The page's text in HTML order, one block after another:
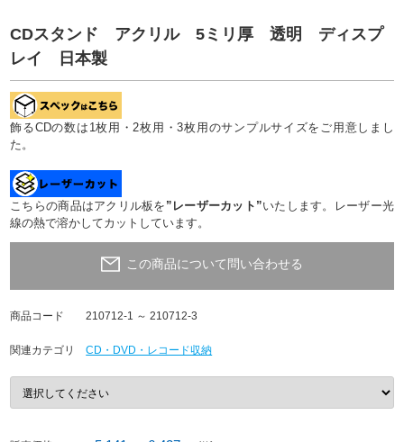
CDスタンド アクリル 5ミリ厚 透明 ディスプ
レイ 日本製
飾るCDの数は1枚用・2枚用・3枚用のサンプルサイズをご用意しまし
た。
こちらの商品はアクリル板を ”レーザーカット”いたします。レーザー光
線の熱で溶かしてカットしています。
この商品について問い合わせる
商品コード 210712-1 ～ 210712-3
関連カテゴリ CD・DVD・レコード収納